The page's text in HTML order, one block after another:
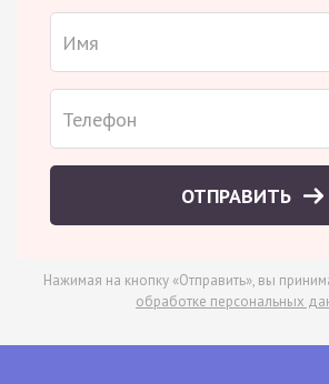
ОТПРАВИТЬ
Нажимая на кнопку «Отправить», вы
обработке персональных